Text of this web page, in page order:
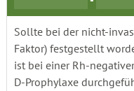
Sollte bei der nicht-
Faktor) festgestellt
ist bei einer Rh-
D-Prophylaxe